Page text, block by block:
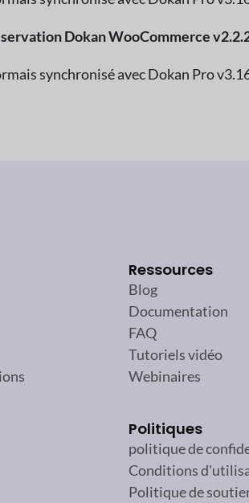
Dokan WooCommerce
synchronisé avec Dokan Pro
Ressources
Blog
Documentation
FAQ
Tutoriels vidéo
Webinaires
Politiques
politique de
Conditions
Politique de